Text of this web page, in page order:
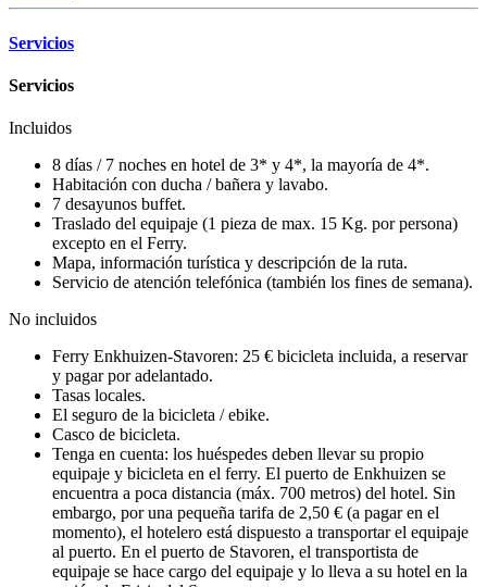
Servicios
Servicios
Incluidos
8 días / 7 noches en hotel de 3* y 4*, la mayoría de 4*.
Habitación con ducha / bañera y lavabo.
7 desayunos buffet.
Traslado del equipaje (1 pieza de max. 15 Kg. por persona)
excepto en el Ferry.
Mapa, información turística y descripción de la ruta.
Servicio de atención telefónica (también los fines de semana).
No incluidos
Ferry Enkhuizen-Stavoren: 25 € bicicleta incluida, a reservar
y pagar por adelantado.
Tasas locales.
El seguro de la bicicleta / ebike.
Casco de bicicleta.
Tenga en cuenta: los huéspedes deben llevar su propio
equipaje y bicicleta en el ferry. El puerto de Enkhuizen se
encuentra a poca distancia (máx. 700 metros) del hotel. Sin
embargo, por una pequeña tarifa de 2,50 € (a pagar en el
momento), el hotelero está dispuesto a transportar el equipaje
al puerto. En el puerto de Stavoren, el transportista de
equipaje se hace cargo del equipaje y lo lleva a su hotel en la